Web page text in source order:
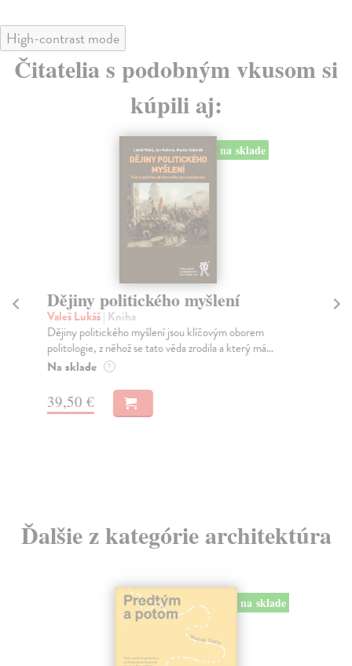
High-contrast mode
Čitatelia s podobným vkusom si
kúpili aj:
na sklade
Dějiny politického myšlení
Valeš Lukáš| Kniha
Dějiny politického myšlení jsou klíčovým oborem
politologie, z něhož se tato věda zrodila a který má...
Na sklade ?
39,50 €
Ďalšie z kategórie architektúra
na sklade